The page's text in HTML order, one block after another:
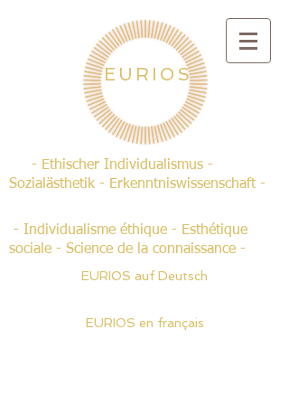
EURIOS
- Ethischer Individualismus -
Sozialästhetik - Erkenntniswissenschaft -
- Individualisme éthique - Esthétique
sociale - Science de la connaissance -
EURIOS auf Deutsch
EURIOS en français